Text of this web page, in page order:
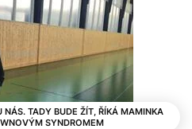
NÁS. TADY BUDE ŽÍT, ŘÍKÁ MAMINKA
SYNDROMEM